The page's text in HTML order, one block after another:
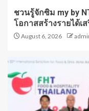
ชวนรู้จักซิม my by
โอกาสสร้างรายได้เ
August 6, 2026